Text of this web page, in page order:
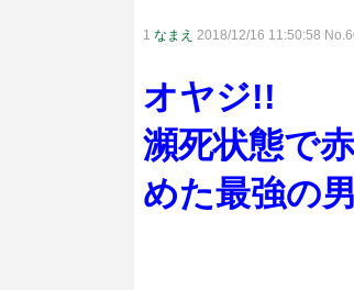
1 なまえ 2018/12/16 11:50:58
オヤジ!!
瀕死状態で
めた最強の男